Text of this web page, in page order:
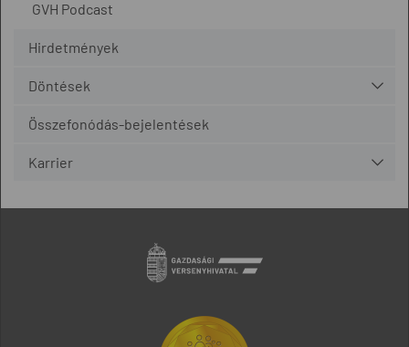
GVH Podcast
Hirdetmények
Döntések
Összefonódás-bejelentések
Karrier